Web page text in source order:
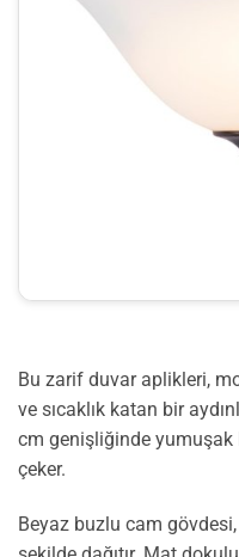
Bu zarif duvar aplikleri,
ve sıcaklık katan bir
cm genişliğinde yumuşak
çeker.
Beyaz buzlu cam gövdesi,